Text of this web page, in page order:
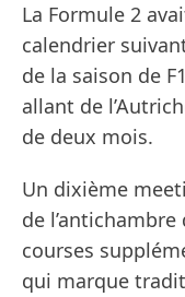
La Formule 2
calendrier
de la saison de
allant de
de deux mois.
Un dixième
de
courses
qui marque